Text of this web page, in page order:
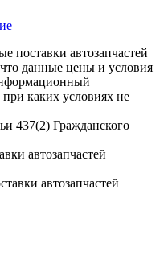
поставки автозапчастей
данные цены и условия
каких условиях не
437(2) Гражданского
автозапчастей